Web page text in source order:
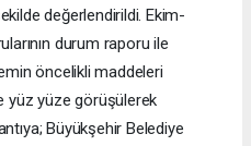
değerlendirildi. Ekim-
durum raporu ile
öncelikli maddeleri
yüz yüze görüşülerek
Büyükşehir Belediye